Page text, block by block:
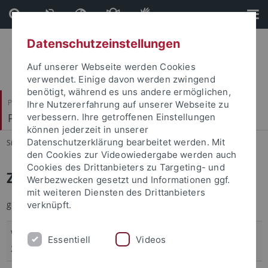
Direkt
zum
Inhalt
Direkt
zur
Fußleiste
Philosophische Fakultät
Prof. Dr. Katrin Axel-Tober
Sie sind hier: Startseite ... Zur Person
Zur Person
geboren 1976 in Schorndorf (Baden-Württemberg)
WiSe
2010/2011
Professorin für Germanistische Linguistik an der
Universität Tübingen
Datenschutzeinstellungen
Auf unserer Webseite werden Cookies
verwendet. Einige davon werden zwingend
benötigt, während es uns andere ermöglichen,
Ihre Nutzererfahrung auf unserer Webseite zu
verbessern. Ihre getroffenen Einstellungen
können jederzeit in unserer
Datenschutzerklärung bearbeitet werden. Mit
den Cookies zur Videowiedergabe werden auch
Cookies des Drittanbieters zu Targeting- und
Werbezwecken gesetzt und Informationen ggf.
mit weiteren Diensten des Drittanbieters
verknüpft.
Essentiell Videos